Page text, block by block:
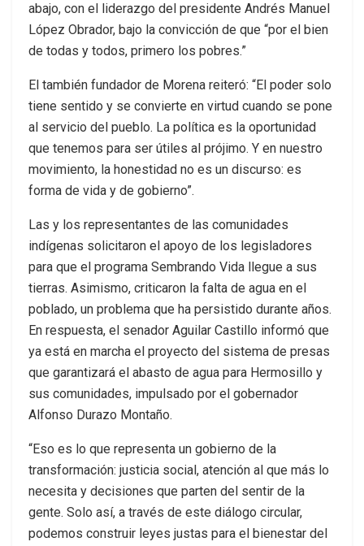
abajo, con el liderazgo del presidente Andrés Manuel
López Obrador, bajo la convicción de que “por el bien
de todas y todos, primero los pobres.”
El también fundador de Morena reiteró: “El poder solo
tiene sentido y se convierte en virtud cuando se pone
al servicio del pueblo. La política es la oportunidad
que tenemos para ser útiles al prójimo. Y en nuestro
movimiento, la honestidad no es un discurso: es
forma de vida y de gobierno”.
Las y los representantes de las comunidades
indígenas solicitaron el apoyo de los legisladores
para que el programa Sembrando Vida llegue a sus
tierras. Asimismo, criticaron la falta de agua en el
poblado, un problema que ha persistido durante años.
En respuesta, el senador Aguilar Castillo informó que
ya está en marcha el proyecto del sistema de presas
que garantizará el abasto de agua para Hermosillo y
sus comunidades, impulsado por el gobernador
Alfonso Durazo Montaño.
“Eso es lo que representa un gobierno de la
transformación: justicia social, atención al que más lo
necesita y decisiones que parten del sentir de la
gente. Solo así, a través de este diálogo circular,
podemos construir leyes justas para el bienestar del